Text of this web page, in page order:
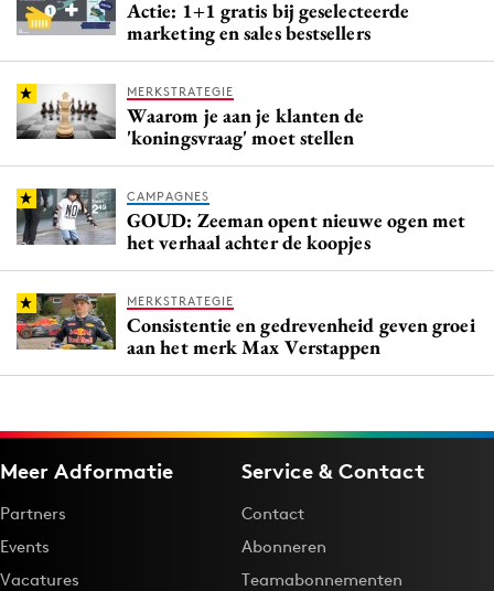
Actie: 1+1 gratis bij geselecteerde
marketing en sales bestsellers
MERKSTRATEGIE
Waarom je aan je klanten de
'koningsvraag' moet stellen
CAMPAGNES
GOUD: Zeeman opent nieuwe ogen met
het verhaal achter de koopjes
MERKSTRATEGIE
Consistentie en gedrevenheid geven groei
aan het merk Max Verstappen
Meer Adformatie
Partners
Events
Vacatures
Service & Contact
Contact
Abonneren
Teamabonnementen